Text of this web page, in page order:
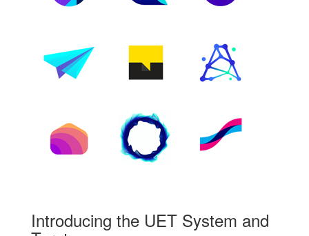
Introducing the UET System and